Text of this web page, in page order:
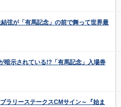
弦が「有馬記念」の前で舞って世界最
暗示されている!?「有馬記念」入場券
ラリーステークスCMサイン～『始ま